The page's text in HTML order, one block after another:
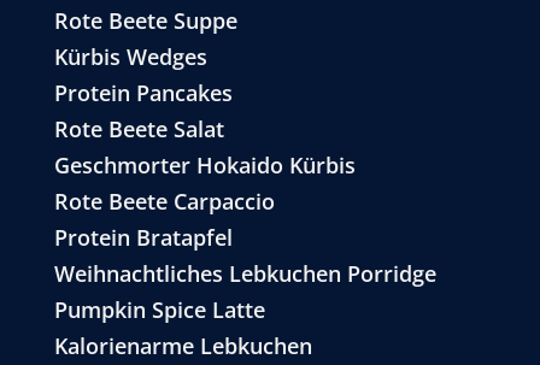
Rote Beete Suppe
Kürbis Wedges
Protein Pancakes
Rote Beete Salat
Geschmorter Hokaido Kürbis
Rote Beete Carpaccio
Protein Bratapfel
Weihnachtliches Lebkuchen Porridge
Pumpkin Spice Latte
Kalorienarme Lebkuchen